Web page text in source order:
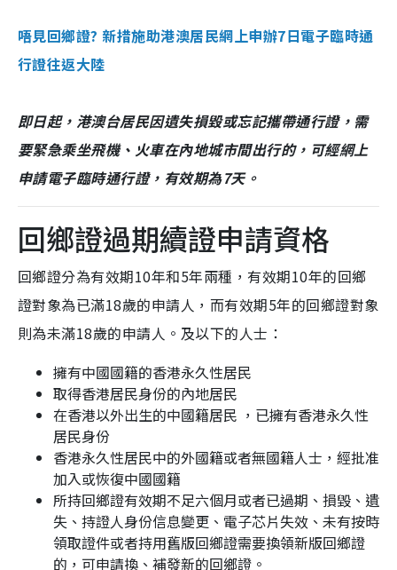
唔見回鄉證? 新措施助港澳居民網上申辦7日電子臨時通
行證往返大陸
即日起，港澳台居民因遺失損毀或忘記攜帶通行證，需
要緊急乘坐飛機、火車在內地城市間出行的，可經網上
申請電子臨時通行證，有效期為7天。
回鄉證過期續證申請資格
回鄉證分為有效期10年和5年兩種，有效期10年的回鄉
證對象為已滿18歲的申請人，而有效期5年的回鄉證對象
則為未滿18歲的申請人。及以下的人士：
擁有中國國籍的香港永久性居民
取得香港居民身份的內地居民
在香港以外出生的中國籍居民 ，已擁有香港永久性
居民身份
香港永久性居民中的外國籍或者無國籍人士，經批准
加入或恢復中國國籍
所持回鄉證有效期不足六個月或者已過期、損毀、遺
失、持證人身份信息變更、電子芯片失效、未有按時
領取證件或者持用舊版回鄉證需要換領新版回鄉證
的，可申請換、補發新的回鄉證。